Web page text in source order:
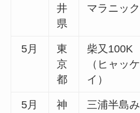
井
県
マラニック
5月
東
京
都
柴又100K
（ヒャッケ
イ）
5月
神
三浦半島み